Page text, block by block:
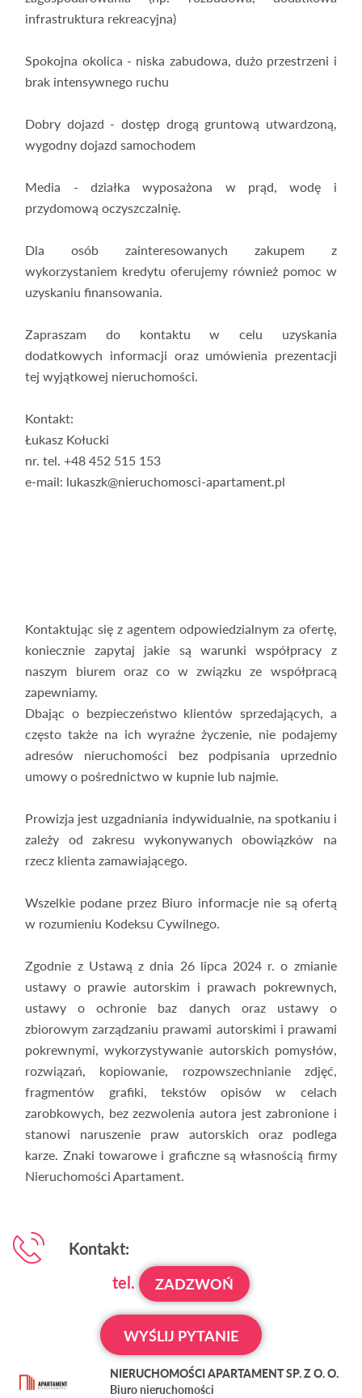
infrastruktura rekreacyjna)
Spokojna okolica - niska zabudowa, dużo przestrzeni i
brak intensywnego ruchu
Dobry dojazd - dostęp drogą gruntową utwardzoną,
wygodny dojazd samochodem
Media - działka wyposażona w prąd, wodę i
przydomową oczyszczalnię.
Dla osób zainteresowanych zakupem z
wykorzystaniem kredytu oferujemy również pomoc w
uzyskaniu finansowania.
Zapraszam do kontaktu w celu uzyskania
dodatkowych informacji oraz umówienia prezentacji
tej wyjątkowej nieruchomości.
Kontakt:
Łukasz Kołucki
nr. tel. +48 452 515 153
e-mail: lukaszk@nieruchomosci-apartament.pl
Kontaktując się z agentem odpowiedzialnym za ofertę,
koniecznie zapytaj jakie są warunki współpracy z
naszym biurem oraz co w związku ze współpracą
zapewniamy.
Dbając o bezpieczeństwo klientów sprzedających, a
często także na ich wyraźne życzenie, nie podajemy
adresów nieruchomości bez podpisania uprzednio
umowy o pośrednictwo w kupnie lub najmie.
Prowizja jest uzgadniania indywidualnie, na spotkaniu i
zależy od zakresu wykonywanych obowiązków na
rzecz klienta zamawiającego.
Wszelkie podane przez Biuro informacje nie są ofertą
w rozumieniu Kodeksu Cywilnego.
Zgodnie z Ustawą z dnia 26 lipca 2024 r. o zmianie
ustawy o prawie autorskim i prawach pokrewnych,
ustawy o ochronie baz danych oraz ustawy o
zbiorowym zarządzaniu prawami autorskimi i prawami
pokrewnymi, wykorzystywanie autorskich pomysłów,
rozwiązań, kopiowanie, rozpowszechnianie zdjęć,
fragmentów grafiki, tekstów opisów w celach
zarobkowych, bez zezwolenia autora jest zabronione i
stanowi naruszenie praw autorskich oraz podlega
karze. Znaki towarowe i graficzne są własnością firmy
Nieruchomości Apartament.
Kontakt:
tel.
ZADZWOŃ
WYŚLIJ PYTANIE
NIERUCHOMOŚCI APARTAMENT SP. Z O. O.
Biuro nieruchomości